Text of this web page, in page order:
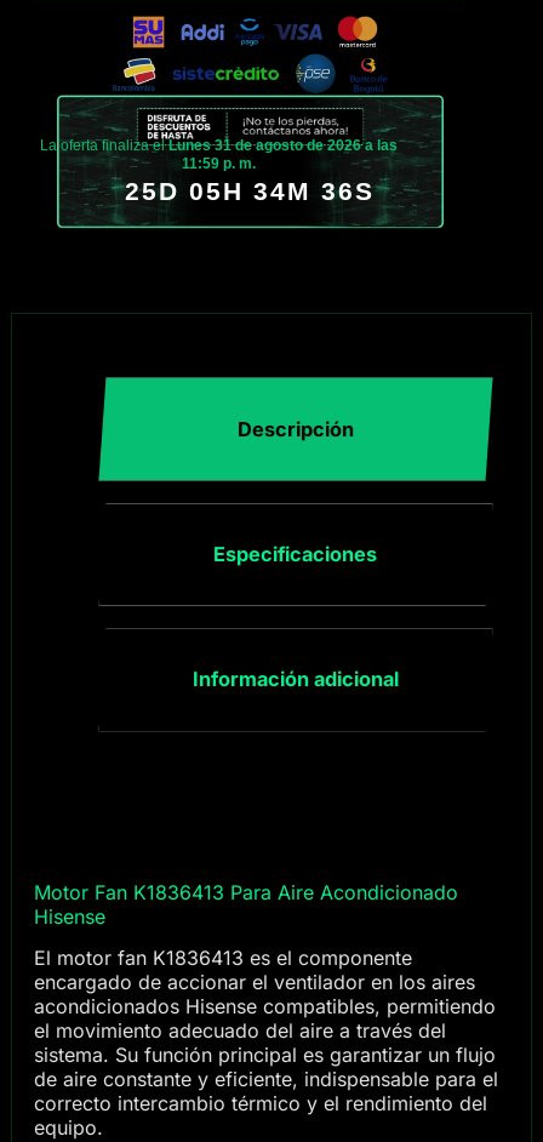
La oferta finaliza elLunes 31 de agosto de 2026 a las
11:59 p. m.
25D 05H 34M 35S
Descripción
Especificaciones
Información adicional
Motor Fan K1836413 Para Aire Acondicionado
Hisense
El motor fan K1836413 es el componente
encargado de accionar el ventilador en los aires
acondicionados Hisense compatibles, permitiendo
el movimiento adecuado del aire a través del
sistema. Su función principal es garantizar un flujo
de aire constante y eficiente, indispensable para el
correcto intercambio térmico y el rendimiento del
equipo.